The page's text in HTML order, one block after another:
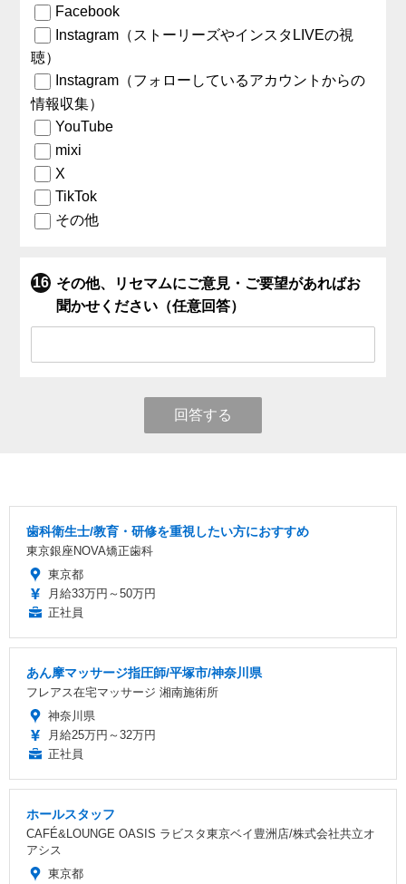
Facebook
Instagram（ストーリーズやインスタLIVEの視
聴）
Instagram（フォローしているアカウントからの
情報収集）
YouTube
mixi
X
TikTok
その他
その他、リセマムにご意見・ご要望があればお
聞かせください（任意回答）
回答する
歯科衛生士/教育・研修を重視したい方におすすめ
東京銀座NOVA矯正歯科
東京都
月給33万円～50万円
正社員
あん摩マッサージ指圧師/平塚市/神奈川県
フレアス在宅マッサージ 湘南施術所
神奈川県
月給25万円～32万円
正社員
ホールスタッフ
CAFÉ&LOUNGE OASIS ラビスタ東京ベイ豊洲店/株式会社共立オ
アシス
東京都